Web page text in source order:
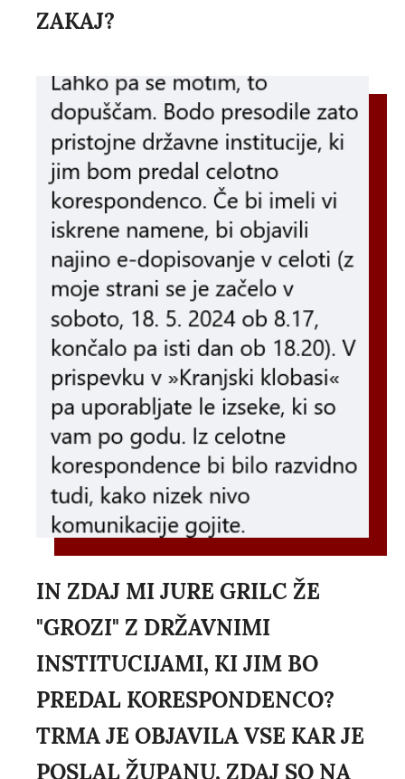
ZAKAJ?
IN ZDAJ MI JURE GRILC ŽE
"GROZI" Z DRŽAVNIMI
INSTITUCIJAMI, KI JIM BO
PREDAL KORESPONDENCO?
TRMA JE OBJAVILA VSE KAR JE
POSLAL ŽUPANU, ZDAJ SO NA